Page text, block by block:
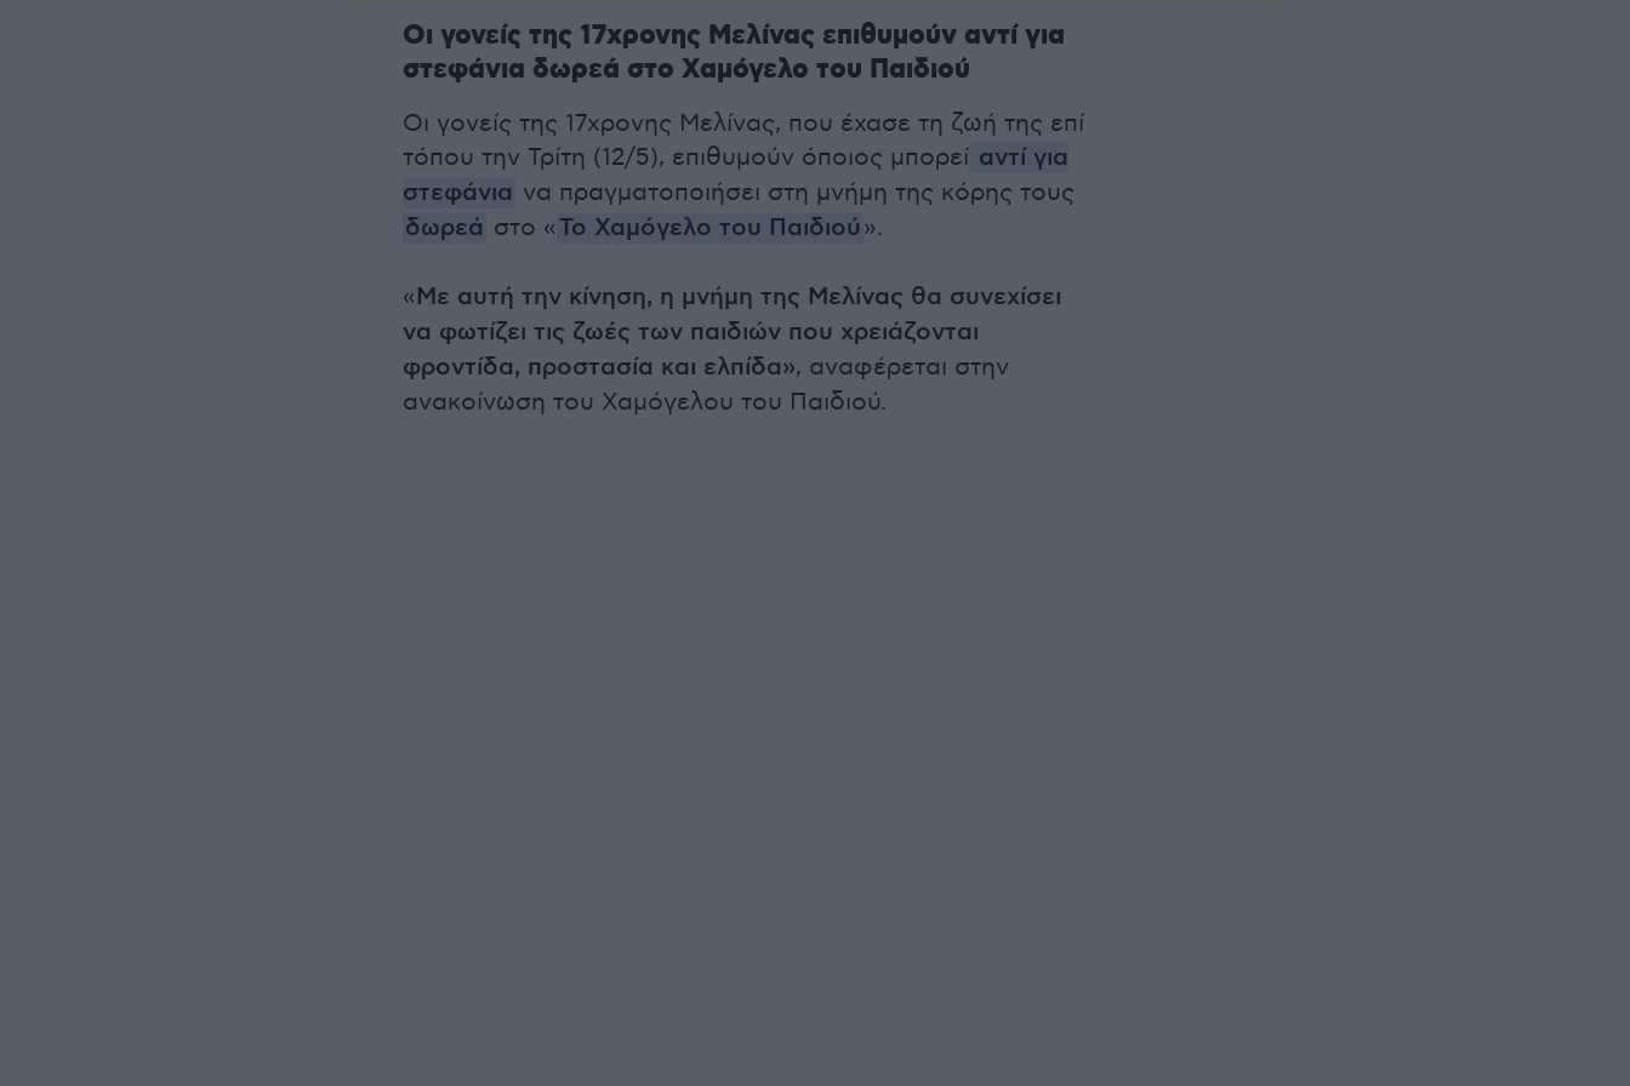
Οι γονείς της 17χρονης Μελίνας επιθυμούν αντί για
στεφάνια δωρεά στο Χαμόγελο του Παιδιού
Οι γονείς της 17χρονης Μελίνας, που έχασε τη ζωή της επί
τόπου την Τρίτη (12/5), επιθυμούν όποιος μπορεί αντί για
στεφάνια να πραγματοποιήσει στη μνήμη της κόρης τους
δωρεά στο «Το Χαμόγελο του Παιδιού».
«Με αυτή την κίνηση, η μνήμη της Μελίνας θα συνεχίσει
να φωτίζει τις ζωές των παιδιών που χρειάζονται
φροντίδα, προστασία και ελπίδα», αναφέρεται στην
ανακοίνωση του Χαμόγελου του Παιδιού.